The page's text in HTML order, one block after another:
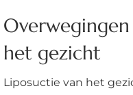
het gezicht
Liposuctie van het